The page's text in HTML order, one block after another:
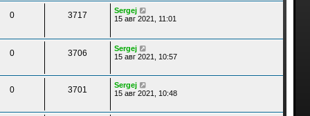
0 3717
Sergej
15 авг 2021, 11:01
0 3706
Sergej
15 авг 2021, 10:57
0 3701
Sergej
15 авг 2021, 10:48